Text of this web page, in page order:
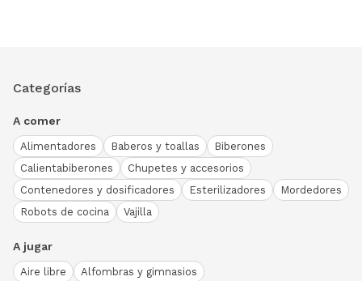
Categorías
A comer
Alimentadores Baberos y toallas
Biberones
Calientabiberones
Chupetes y accesorios
Contenedores y dosificadores
Esterilizadores
Mordedores
Robots de cocina
Vajilla
A jugar
Aire libre
Alfombras y gimnasios